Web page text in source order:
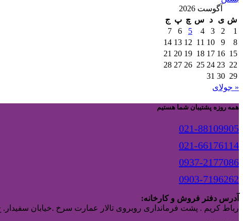
آگوست 2026
ش ی د س چ پ ج
1
2
3
4
5
6
7
8
9
10
11
12
13
14
15
16
17
18
19
20
21
22
23
24
25
26
27
28
29
30
31
« جولای
همه روزه پشتیبان شما هستیم
021-88109905
021-66176114
0937-2177086
0903-7196262
آدرس دفتر فروش و کارخانه:
رباط کریم . پشت فرمانداری روبروی تالار عمارت سرخ .خیابان